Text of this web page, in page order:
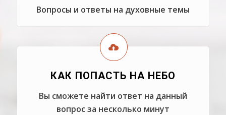
Вопросы и ответы на духовные темы
КАК ПОПАСТЬ НА НЕБО
Вы сможете найти ответ на данный
вопрос за несколько минут